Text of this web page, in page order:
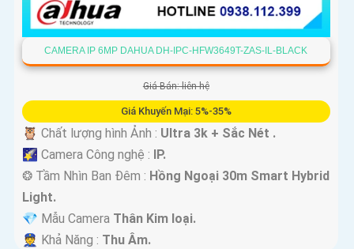
CAMERA IP 6MP DAHUA DH-IPC-HFW3649T-ZAS-IL-BLACK
Giá Bán: liên hệ
Giá Khuyến Mại: 5%-35%
🦉 Chất lượng hình Ảnh : Ultra 3k + Sắc Nét .
🌠 Camera Công nghệ :
IP.
❂ Tầm Nhìn Ban Đêm : Hồng Ngoại 30m Smart Hybrid
Light.
💎 Mẫu Camera Thân Kim loại.
️👮 Khả Năng : Thu Âm.